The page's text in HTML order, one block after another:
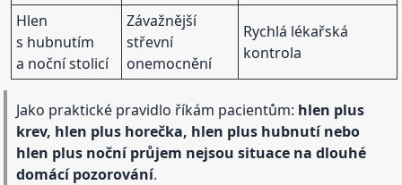
Hlen
s hubnutím
a noční stolicí
Závažnější
střevní
onemocnění
Rychlá lékařská
kontrola
Jako praktické pravidlo říkám pacientům: hlen plus
krev, hlen plus horečka, hlen plus hubnutí nebo
hlen plus noční průjem nejsou situace na dlouhé
domácí pozorování.